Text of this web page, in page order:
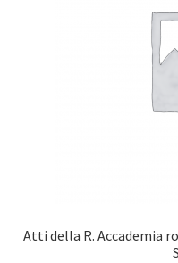
Atti della R. Accademia